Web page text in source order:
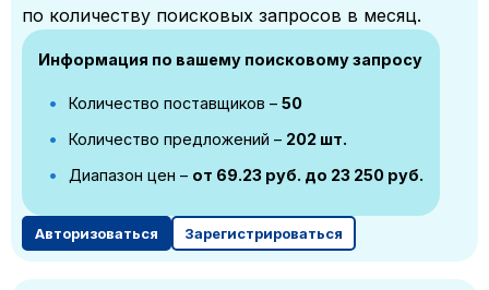
по количеству поисковых запросов в месяц.
Информация по вашему поисковому запросу
Количество поставщиков – 50
Количество предложений – 202 шт.
Диапазон цен – от 69.23 руб. до 23 250 руб.
Авторизоваться Зарегистрироваться